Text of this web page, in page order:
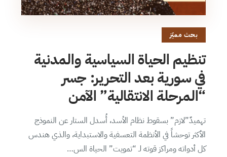
بحث مميّز
تنظيم الحياة السياسية والمدنية
في سورية بعد التحرير: جسر
“المرحلة الانتقالية” الآمن
تهميدٌ”لازم” بسقوط نظام الأسد، أُسدل الستار عن النموذج
الأكثر توحشاً في الأنظمة التعسفية والاستبداية، والذي هندس
كل أدواته ومراكز قوته لـ “تمويت” الحياة الس…